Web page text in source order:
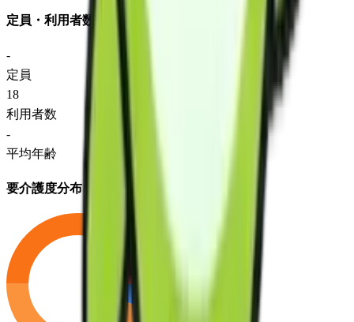
定員・利用者数
-
定員
18
利用者数
-
平均年齢
要介護度分布